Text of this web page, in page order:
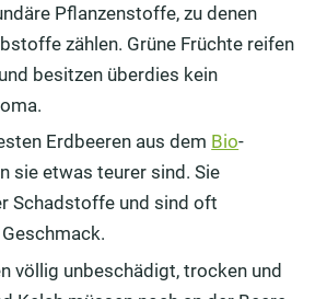
Pflanzenstoffe, zu denen
zählen. Grüne Früchte reifen
besitzen überdies kein
Erdbeeren aus dem Bio-
sie etwas teurer sind. Sie
Schadstoffe und sind oft
völlig unbeschädigt, trocken und